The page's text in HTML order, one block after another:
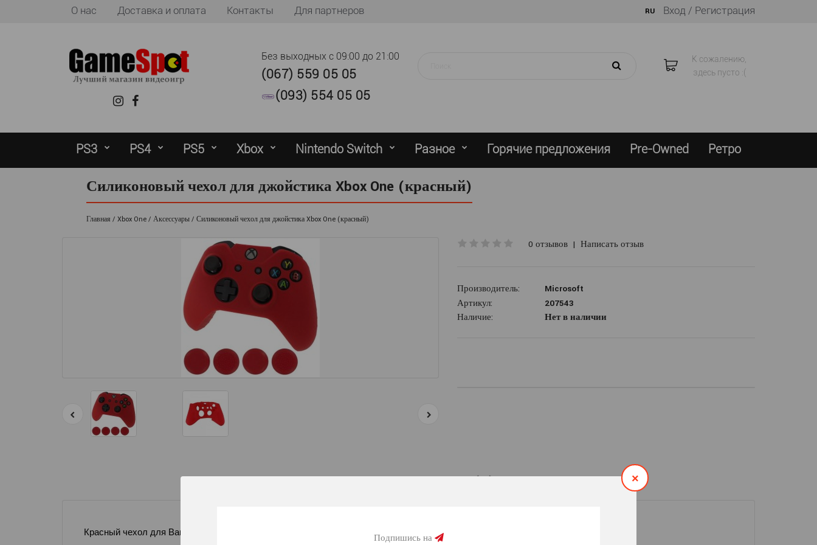
Подпишись на
×
О нас Доставка и оплата Контакты Для партнеров RU Вход / Регистрация
Без выходных с 09:00 до 21:00
(067) 559 05 05
(093) 554 05 05
К сожалению,
здесь пусто :(
PS3 PS4 PS5 Xbox Nintendo Switch Разное Горячие предложения Pre-Owned Ретро
Силиконовый чехол для джойстика Xbox One (красный)
Главная Xbox One Аксессуары Силиконовый чехол для джойстика Xbox One (красный)
0 отзывов | Написать отзыв
Производитель:
Microsoft
Артикул:
207543
Наличие:
Нет в наличии
Описание Отзывов (0)
Красный чехол для Вашего геймпада Xbox One.